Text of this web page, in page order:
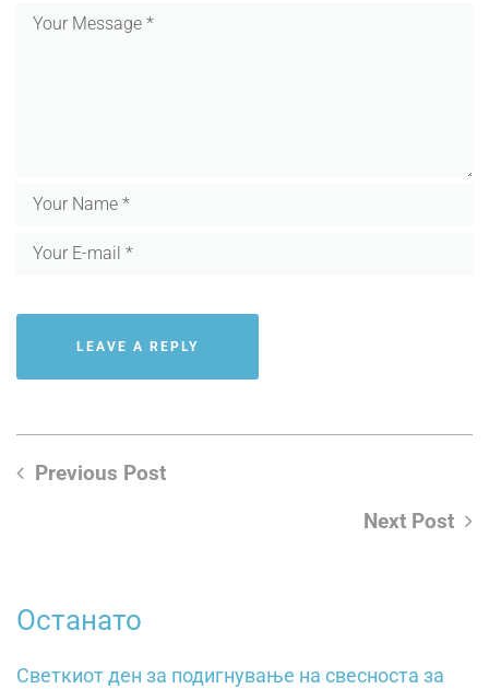
Previous Post
Next Post
Останато
Светкиот ден за подигнување на свесностa зa